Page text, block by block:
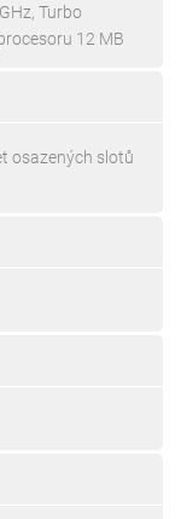
Turbo
12 MB
osazených slotů